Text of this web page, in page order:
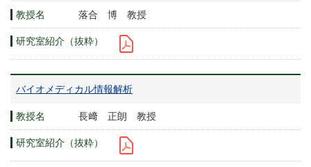
落合 博 教授
バイオメディカル情報解析
長﨑 正朗 教授